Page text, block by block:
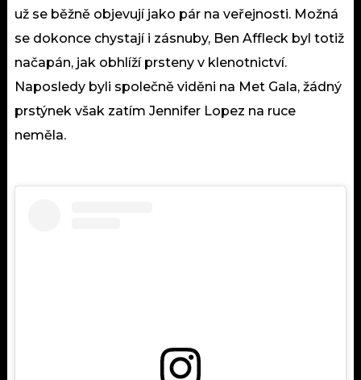
už se běžně objevují jako pár na veřejnosti. Možná
se dokonce chystají i zásnuby, Ben Affleck byl totiž
načapán, jak obhlíží prsteny v klenotnictví.
Naposledy byli společně viděni na Met Gala, žádný
prstýnek však zatím Jennifer Lopez na ruce
neměla.